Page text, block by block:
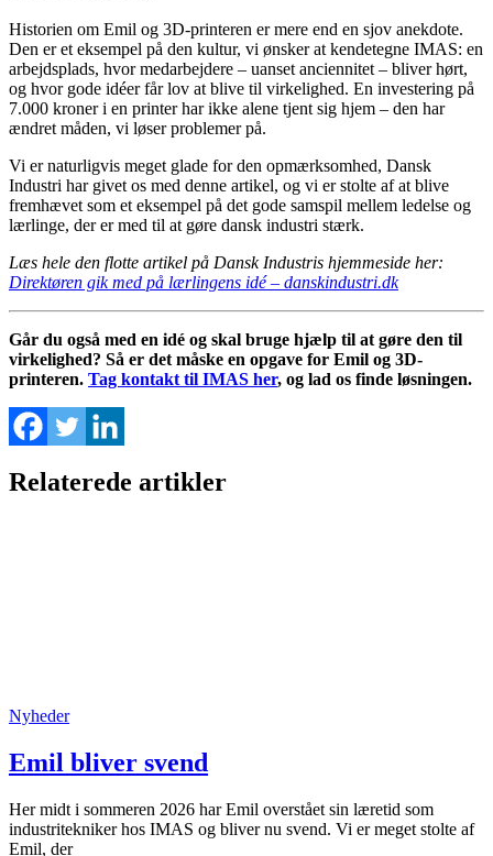
Historien om Emil og 3D-printeren er mere end en sjov anekdote.
Den er et eksempel på den kultur, vi ønsker at kendetegne IMAS: en
arbejdsplads, hvor medarbejdere – uanset anciennitet – bliver hørt,
og hvor gode idéer får lov at blive til virkelighed. En investering på
7.000 kroner i en printer har ikke alene tjent sig hjem – den har
ændret måden, vi løser problemer på.
Vi er naturligvis meget glade for den opmærksomhed, Dansk
Industri har givet os med denne artikel, og vi er stolte af at blive
fremhævet som et eksempel på det gode samspil mellem ledelse og
lærlinge, der er med til at gøre dansk industri stærk.
Læs hele den flotte artikel på Dansk Industris hjemmeside her:
Direktøren gik med på lærlingens idé – danskindustri.dk
Går du også med en idé og skal bruge hjælp til at gøre den til
virkelighed? Så er det måske en opgave for Emil og 3D-
printeren. Tag kontakt til IMAS her, og lad os finde løsningen.
Relaterede artikler
Nyheder
Emil bliver svend
Her midt i sommeren 2026 har Emil overstået sin læretid som
industritekniker hos IMAS og bliver nu svend. Vi er meget stolte af
Emil, der